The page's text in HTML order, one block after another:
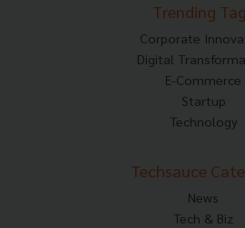
Trending
Corporate
Digital
E-Commerce
Startup
Technology
Techsauce
News
Tech & Biz